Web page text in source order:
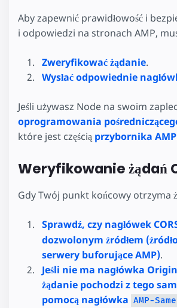
Aby zapewnić prawidłowość i
i odpowiedzi na stronach AMP,
Zweryfikować żądanie.
Wysłać odpowiednie
Jeśli używasz Node na swoim
oprogramowania
które jest częścią przybornika AMP
Weryfikowanie żądań
Gdy Twój punkt końcowy otrzyma
Sprawdź, czy nagłówek
dozwolonym źródłem
serwery buforujące AMP).
Jeśli nie ma nagłówka
żądanie pochodzi z tego
pomocą nagłówka AMP-